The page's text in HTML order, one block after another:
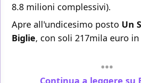
8.8 milioni complessivi).
Apre all'undicesimo posto Un
Biglie, con soli 217mila euro
Continua a leggere su